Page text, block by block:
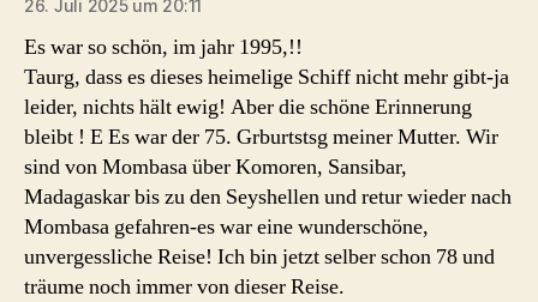
26. Juli 2025 um 20:11
Es war so schön, im jahr 1995,!!
Taurg, dass es dieses heimelige Schiff nicht mehr gibt-ja
leider, nichts hält ewig! Aber die schöne Erinnerung
bleibt ! E Es war der 75. Grburtstsg meiner Mutter. Wir
sind von Mombasa über Komoren, Sansibar,
Madagaskar bis zu den Seyshellen und retur wieder nach
Mombasa gefahren-es war eine wunderschöne,
unvergessliche Reise! Ich bin jetzt selber schon 78 und
träume noch immer von dieser Reise.